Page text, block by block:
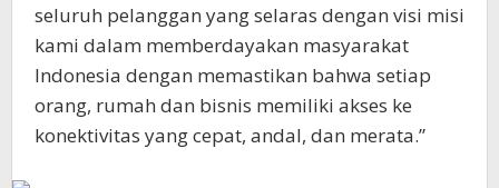
seluruh pelanggan yang selaras dengan visi misi
kami dalam memberdayakan masyarakat
Indonesia dengan memastikan bahwa setiap
orang, rumah dan bisnis memiliki akses ke
konektivitas yang cepat, andal, dan merata.”